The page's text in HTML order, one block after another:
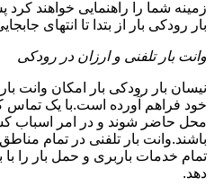
زمینه شما را راهنمایی خواهند
بار رودکی بار از بتدا تا انتهای
وانت بار تلفنی و ارزان در رودکی
نیسان بار رودکی بار امکان وانت
خود فراهم آورده است.با یک تماس
محل حاضر شوند و در امر اسباب
باشند.وانت بار تلفنی در تمام
تمام خدمات باربری و حمل بار را
دهد.